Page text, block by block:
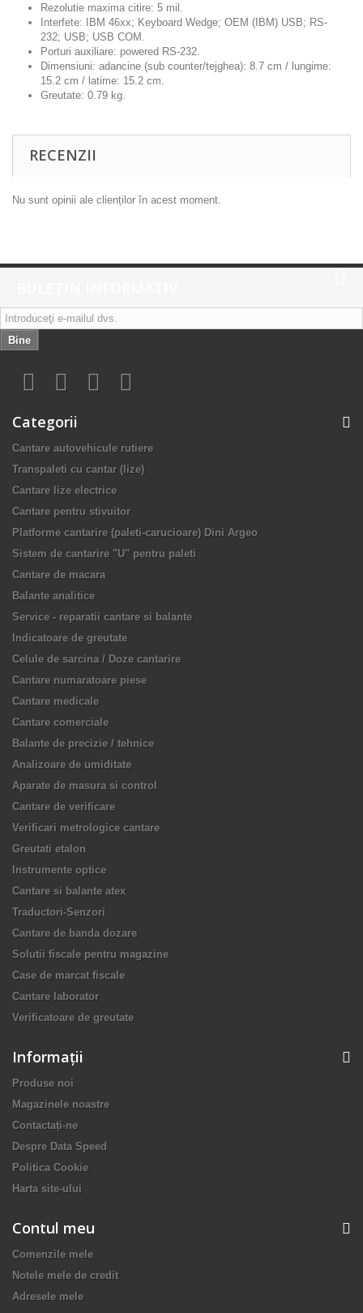
Rezolutie maxima citire: 5 mil.
Interfete: IBM 46xx; Keyboard Wedge; OEM (IBM) USB; RS-
232; USB; USB COM.
Porturi auxiliare: powered RS-232.
Dimensiuni: adancine (sub counter/tejghea): 8.7 cm / lungime:
15.2 cm / latime: 15.2 cm.
Greutate: 0.79 kg.
RECENZII
Nu sunt opinii ale clienților în acest moment.
Bine
Categorii
Cantare autovehicule rutiere
Transpaleti cu cantar (lize)
Cantare lize electrice
Cantare pentru stivuitor
Platforme cantarire (paleti-carucioare) Dini Argeo
Sistem de cantarire "U" pentru paleti
Cantare de macara
Balante analitice
Service - reparatii cantare si balante
Indicatoare de greutate
Celule de sarcina / Doze cantarire
Cantare numaratoare piese
Cantare medicale
Cantare comerciale
Balante de precizie / tehnice
Analizoare de umiditate
Aparate de masura si control
Cantare de verificare
Verificari metrologice cantare
Greutati etalon
Instrumente optice
Cantare si balante atex
Traductori-Senzori
Cantare de banda dozare
Solutii fiscale pentru magazine
Case de marcat fiscale
Cantare laborator
Verificatoare de greutate
Informaţii
Produse noi
Magazinele noastre
Contactați-ne
Despre Data Speed
Politica Cookie
Harta site-ului
Contul meu
Comenzile mele
Notele mele de credit
Adresele mele